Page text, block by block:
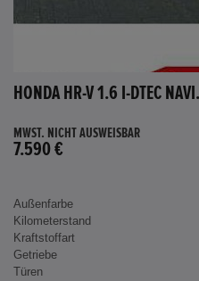
MWST. NICHT AUSWEISBAR
7.590 €
Außenfarbe
Kilometerstand
Kraftstoffart
Getriebe
Türen